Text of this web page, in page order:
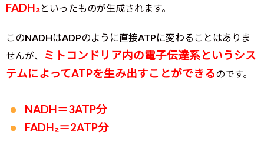
FADH₂といったものが生成されます。
このNADHはADPのように直接ATPに変わることはありま
せんが、
ミトコンドリア内の電子伝達系というシス
テムによってATPを生み出すことができるのです。
NADH＝3ATP分
FADH₂＝2ATP分